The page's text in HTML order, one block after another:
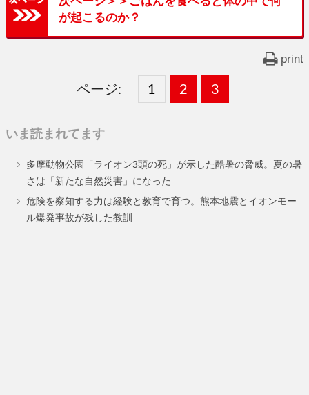
が起こるのか？
print
ページ:
固
ー
ジ
1 ,
固
ー
ジ
2 ,
固
ー
ジ
3
いま読まれてます
多摩動物公園「ライオン3頭の死」が示した酷暑の脅威。夏の暑
さは「新たな自然災害」になった
危険を察知する力は経験と教育で育つ。熊本地震とイオンモー
ル爆発事故が残した教訓